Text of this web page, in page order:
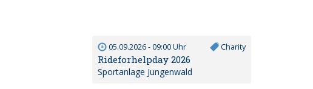
05.09.2026 - 09:00 Uhr Charity
Rideforhelpday 2026
Sportanlage Jungenwald